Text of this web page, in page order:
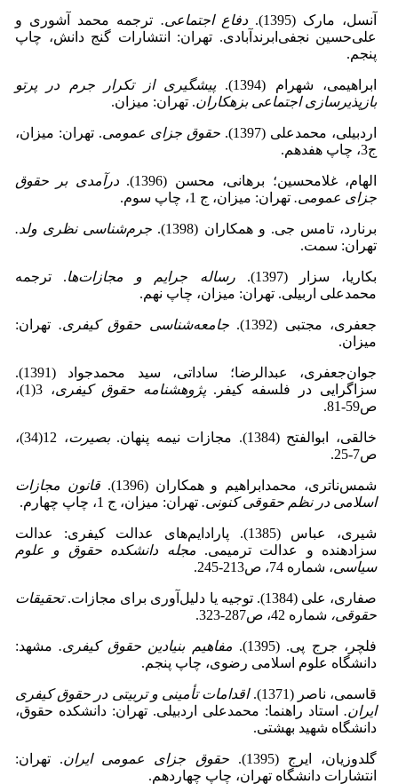
آنسل، مارک (1395). دفاع اجتماعی. ترجمه محمد آشوری و
علی‌حسین نجفی‌ابرندآبادی. تهران: انتشارات گنج دانش، چاپ
پنجم.
ابراهیمی، شهرام (1394).
پیشگیری از تکرار جرم در پرتو
بازپذیرسازی اجتماعی بزهکاران. تهران: میزان.
اردبیلی، محمدعلی (1397). حقوق جزای عمومی. تهران: میزان،
ج3، چاپ هفدهم.
الهام، غلامحسین؛ برهانی، محسن (1396).
درآمدی بر حقوق
جزای عمومی. تهران: میزان، ج 1، چاپ سوم.
برنارد، تامس جی. و همکاران (1398).
جرم‌شناسی نظری ولد.
تهران: سمت.
بکاریا، سزار (1397). رساله جرایم و مجازات‌ها. ترجمه
محمدعلی اربیلی. تهران: میزان، چاپ نهم.
جعفری، مجتبی (1392). جامعه‌شناسی حقوق کیفری. تهران:
میزان.
جوان‌جعفری، عبدالرضا؛ ساداتی، سید محمدجواد (1391).
سزاگرایی در فلسفه کیفر.پژوهشنامه حقوق کیفری
، 3(1)،
ص59-81.
خالقی، ابوالفتح (1384). مجازات نیمه پنهان. بصیرت
، 12(34)،
ص7-25.
شمس‌ناتری، محمدابراهیم و همکاران (1396).
قانون مجازات
اسلامی در نظم حقوقی کنونی. تهران: میزان، ج 1، چاپ چهارم.
شیری، عباس (1385). پارادایم‌های عدالت کیفری: عدالت
سزادهنده و عدالت ترمیمی. مجله دانشکده حقوق و علوم
سیاسی، شماره 74، ص213-245.
صفاری، علی (1384). توجیه یا دلیل‌آوری برای مجازات.
تحقیقات
حقوقی، شماره 42، ص287-323.
فلچر، جرج پی. (1395). مفاهیم بنیادین حقوق کیفری.مشهد:
دانشگاه علوم اسلامی رضوی، چاپ پنجم.
قاسمی، ناصر (1371).
اقدامات تأمینی و تربیتی در حقوق کیفری
ایران. استاد راهنما: محمدعلی اردبیلی. تهران: دانشکده حقوق،
دانشگاه شهید بهشتی.
گلدوزیان، ایرج (1395). حقوق جزای عمومی ایران. تهران:
انتشارات دانشگاه تهران، چاپ چهاردهم.